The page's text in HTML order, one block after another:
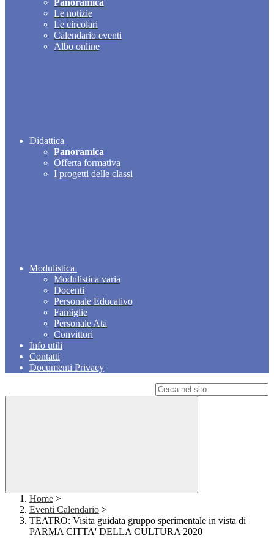
Panoramica
Le notizie
Le circolari
Calendario eventi
Albo online
Didattica
Panoramica
Offerta formativa
I progetti delle classi
Modulistica
Modulistica varia
Docenti
Personale Educativo
Famiglie
Personale Ata
Convittori
Info utili
Contatti
Documenti Privacy
Home >
Eventi Calendario >
TEATRO: Visita guidata gruppo sperimentale in vista di
PARMA CITTA' DELLA CULTURA 2020